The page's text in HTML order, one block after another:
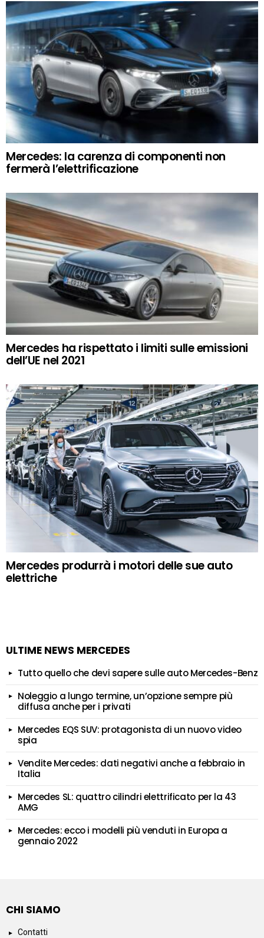
Mercedes: la carenza di componenti non
fermerà l’elettrificazione
Mercedes ha rispettato i limiti sulle emissioni
dell’UE nel 2021
Mercedes produrrà i motori delle sue auto
elettriche
ULTIME NEWS MERCEDES
Tutto quello che devi sapere sulle auto Mercedes-Benz
Noleggio a lungo termine, un’opzione sempre più
diffusa anche per i privati
Mercedes EQS SUV: protagonista di un nuovo video
spia
Vendite Mercedes: dati negativi anche a febbraio in
Italia
Mercedes SL: quattro cilindri elettrificato per la 43
AMG
Mercedes: ecco i modelli più venduti in Europa a
gennaio 2022
CHI SIAMO
Contatti